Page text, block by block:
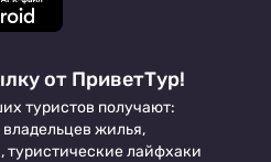
от ПриветТур!
туристов получают:
жилья,
туристические лайфхаки